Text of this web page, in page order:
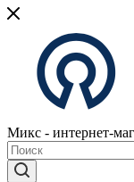
Микс - интернет-